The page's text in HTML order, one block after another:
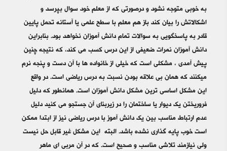
به خوبی متوجه نشود و درصورتی که از معلم خود سوال بپرسد و
اشکالاتش را بیان کند باز هم معلم با سطح علمی یا آستانه تحمل پایین
قادر به پاسخگویی به سوالات تمام دانش آموزان نخواهد بود. بنابراین
دانش آموزان نمرات ضعیفی از این درس کسب می کند، که نتیجه چنین
پیش آمدی ، مشکلی است که خیلی از خانواده ها با آن دست و پنجه نرم
میکنند که همان بی علاقه بودن نسبت به درس ریاضی است. در واقع
این مشکل اساسی ترین مشکل دانش آموزان است. همانطور که دلیل
فروریختن یک دیوار یا ساختمان را در زیربنای آن جستجو می کنید دلیل
عدم ارتباط مناسب بین یک دانش آموز با درس ریاضی نیز از ابتدا ممکن
است خوب پایه گذاری نشده باشد. البته این مشکل غیر قابل حل نیست
ولی نیازمند تلاشی مناسب و صحیح است. که در آن مربی ای ماهر